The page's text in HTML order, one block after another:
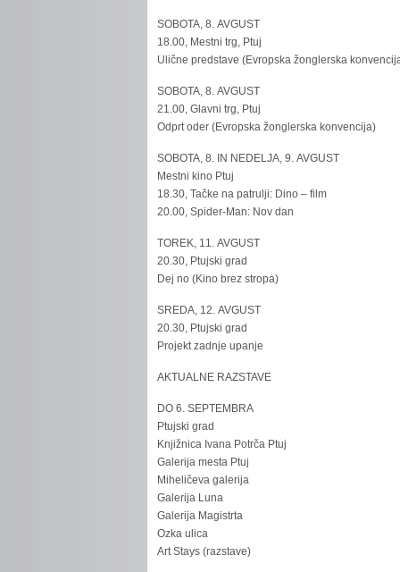
SOBOTA, 8. AVGUST
18.00, Mestni trg, Ptuj
Ulične predstave (Evropska žonglerska
SOBOTA, 8. AVGUST
21.00, Glavni trg, Ptuj
Odprt oder (Evropska žonglerska konvencija)
SOBOTA, 8. IN NEDELJA, 9. AVGUST
Mestni kino Ptuj
18.30, Tačke na patrulji: Dino – film
20.00, Spider-Man: Nov dan
TOREK, 11. AVGUST
20.30, Ptujski grad
Dej no (Kino brez stropa)
SREDA, 12. AVGUST
20.30, Ptujski grad
Projekt zadnje upanje
AKTUALNE RAZSTAVE
DO 6. SEPTEMBRA
Ptujski grad
Knjižnica Ivana Potrča Ptuj
Galerija mesta Ptuj
Miheličeva galerija
Galerija Luna
Galerija Magistrta
Ozka ulica
Art Stays (razstave)